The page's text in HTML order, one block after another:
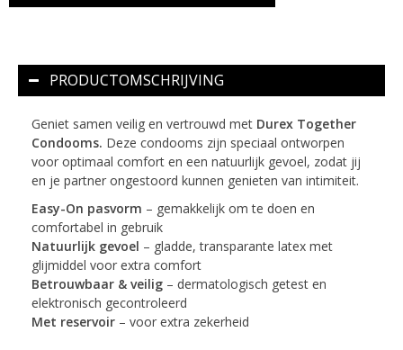
PRODUCTOMSCHRIJVING
Geniet samen veilig en vertrouwd met Durex Together
Condooms. Deze condooms zijn speciaal ontworpen
voor optimaal comfort en een natuurlijk gevoel, zodat jij
en je partner ongestoord kunnen genieten van intimiteit.
Easy-On pasvorm – gemakkelijk om te doen en
comfortabel in gebruik
Natuurlijk gevoel – gladde, transparante latex met
glijmiddel voor extra comfort
Betrouwbaar & veilig – dermatologisch getest en
elektronisch gecontroleerd
Met reservoir – voor extra zekerheid